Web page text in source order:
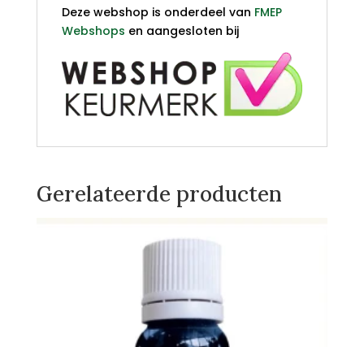
Deze webshop is onderdeel van FMEP
Webshops en aangesloten bij
Gerelateerde producten